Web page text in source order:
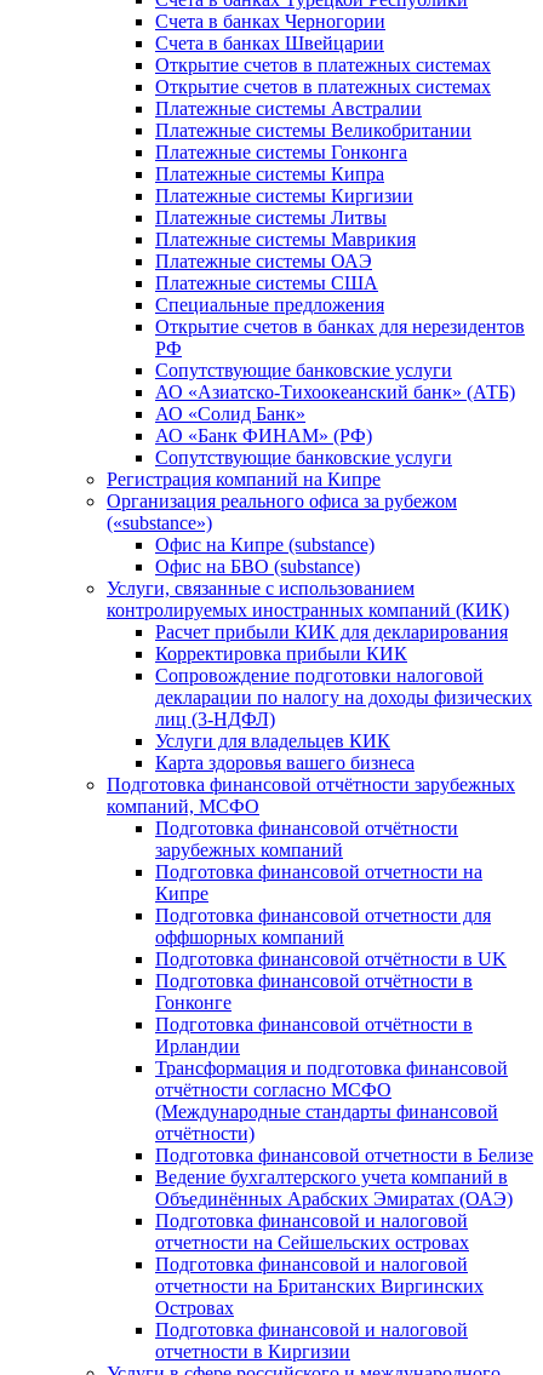
Счета в банках Черногории
Счета в банках Швейцарии
Открытие счетов в платежных системах
Открытие счетов в платежных системах
Платежные системы Австралии
Платежные системы Великобритании
Платежные системы Гонконга
Платежные системы Кипра
Платежные системы Киргизии
Платежные системы Литвы
Платежные системы Маврикия
Платежные системы ОАЭ
Платежные системы США
Специальные предложения
Открытие счетов в банках для нерезидентов
РФ
Сопутствующие банковские услуги
АО «Азиатско-Тихоокеанский банк» (АТБ)
АО «Солид Банк»
АО «Банк ФИНАМ» (РФ)
Сопутствующие банковские услуги
Регистрация компаний на Кипре
Организация реального офиса за рубежом
(«substance»)
Офис на Кипре (substance)
Офис на БВО (substance)
Услуги, связанные с использованием
контролируемых иностранных компаний (КИК)
Расчет прибыли КИК для декларирования
Корректировка прибыли КИК
Сопровождение подготовки налоговой
декларации по налогу на доходы физических
лиц (3-НДФЛ)
Услуги для владельцев КИК
Карта здоровья вашего бизнеса
Подготовка финансовой отчётности зарубежных
компаний, МСФО
Подготовка финансовой отчётности
зарубежных компаний
Подготовка финансовой отчетности на
Кипре
Подготовка финансовой отчетности для
оффшорных компаний
Подготовка финансовой отчётности в UK
Подготовка финансовой отчётности в
Гонконге
Подготовка финансовой отчётности в
Ирландии
Трансформация и подготовка финансовой
отчётности согласно МСФО
(Международные стандарты финансовой
отчётности)
Подготовка финансовой отчетности в Белизе
Ведение бухгалтерского учета компаний в
Объединённых Арабских Эмиратах (ОАЭ)
Подготовка финансовой и налоговой
отчетности на Сейшельских островах
Подготовка финансовой и налоговой
отчетности на Британских Виргинских
Островах
Подготовка финансовой и налоговой
отчетности в Киргизии